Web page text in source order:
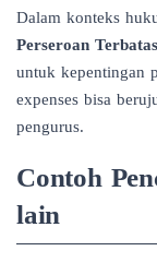
Dalam konteks
Perseroan Terbatas
untuk kepentingan
expenses bisa
pengurus.
Contoh
lain